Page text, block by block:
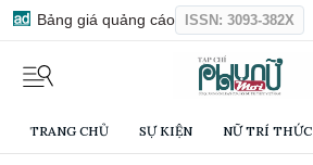
Bảng giá quảng cáo ISSN: 3093-382X
TRANG CHỦ SỰ KIỆN NỮ TRÍ THỨC